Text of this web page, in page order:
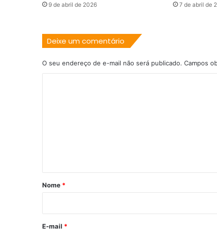
9 de abril de 2026 7 de abril de
Deixe um comentário
O seu endereço de e-mail não será publicado. Campos
r
*
Nome *
E-mail *